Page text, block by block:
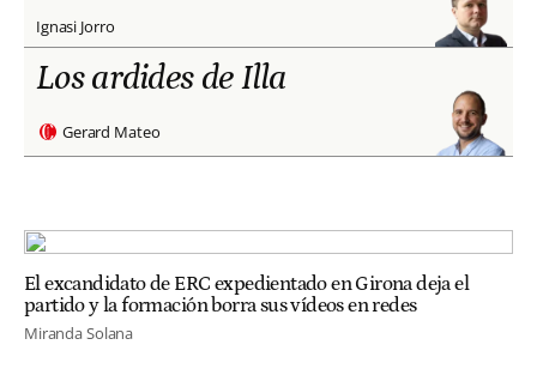
Ignasi Jorro
Los ardides de Illa
Gerard Mateo
El excandidato de ERC expedientado en Girona deja el
partido y la formación borra sus vídeos en redes
Miranda Solana